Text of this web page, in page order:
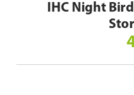
IHC Night